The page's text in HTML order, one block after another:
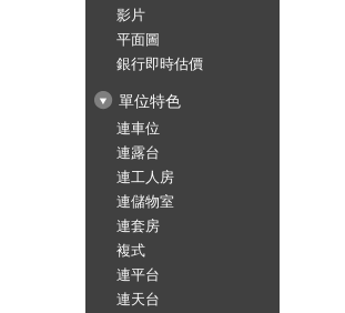
影片
平面圖
銀行即時估價
單位特色
連車位
連露台
連工人房
連儲物室
連套房
複式
連平台
連天台